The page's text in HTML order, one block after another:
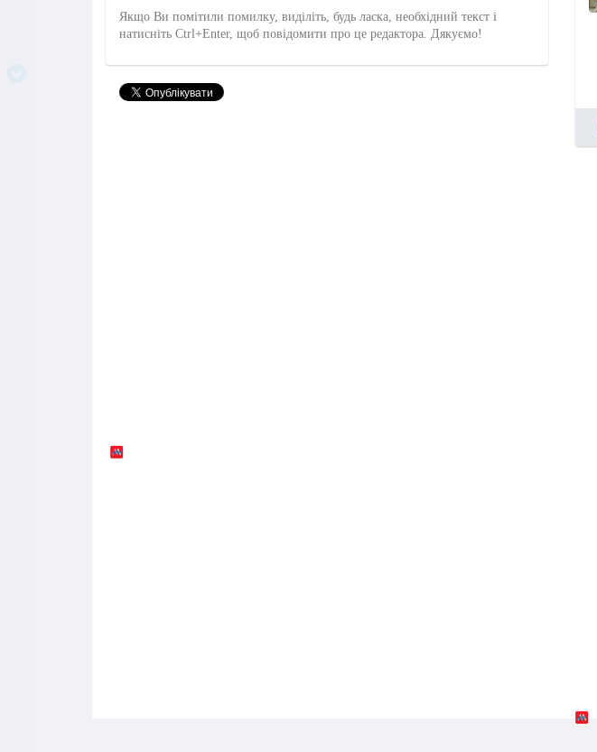
Якщо Ви помітили помилку, виділіть, будь ласка, необхідний текст і
натисніть Ctrl+Enter, щоб повідомити про це редактора. Дякуємо!